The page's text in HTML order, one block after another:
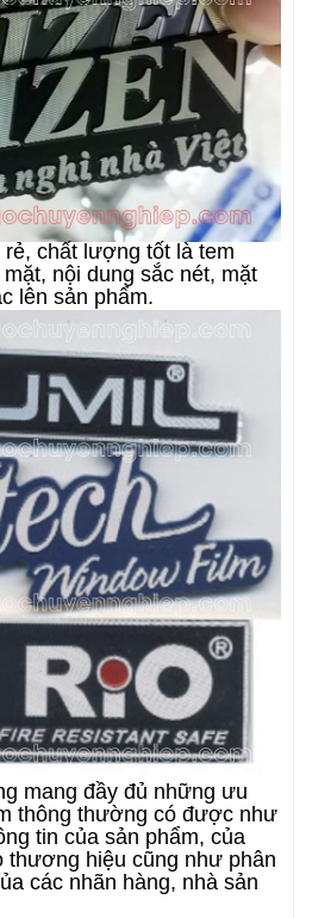
chất lượng tốt là tem
nội dung sắc nét, mặt
lên sản phẩm.
mang đầy đủ những ưu
thông thường có được như
tin của sản phẩm, của
thương hiệu cũng như phân
các nhãn hàng, nhà sản